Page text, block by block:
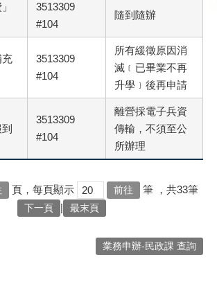
3513309
#104
隨到隨辦
充
3513309
#104
所有緩徵原因消
滅﹝已畢業不再
升學﹞後再申請
3513309
#104
離營採電子兵資
傳輸，不須至公
所辦理
頁，每頁顯示 筆 ，共33筆
下一頁 | 最末頁
業務申辦-民政課 查詢